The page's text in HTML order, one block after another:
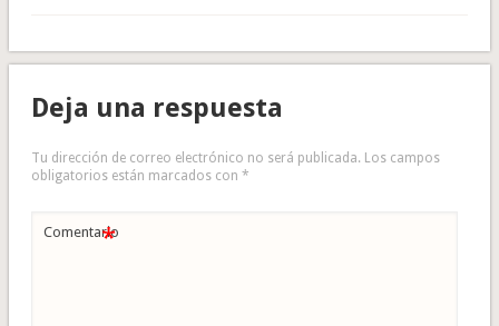
Deja una respuesta
Tu dirección de correo electrónico no será publicada. Los campos
obligatorios están marcados con *
Comentario
*